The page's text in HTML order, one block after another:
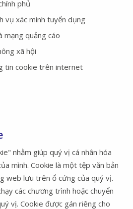
phủ
vụ xác minh tuyển dụng
mạng quảng cáo
xã hội
tin cookie trên internet
nhằm giúp quý vị cá nhân hóa
mình. Cookie là một tệp văn bản
web lưu trên ổ cứng của quý vị.
các chương trình hoặc chuyển
vị. Cookie được gán riêng cho